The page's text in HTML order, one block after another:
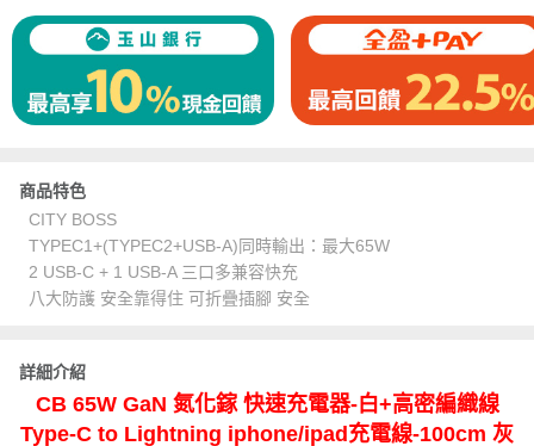
商品特色
CITY BOSS
TYPEC1+(TYPEC2+USB-A)同時輸出：最大65W
2 USB-C + 1 USB-A 三口多兼容快充
八大防護 安全靠得住 可折疊插腳 安全
詳細介紹
CB 65W GaN 氮化鎵 快速充電器-白+高密編織線
Type-C to Lightning iphone/ipad充電線-100cm 灰